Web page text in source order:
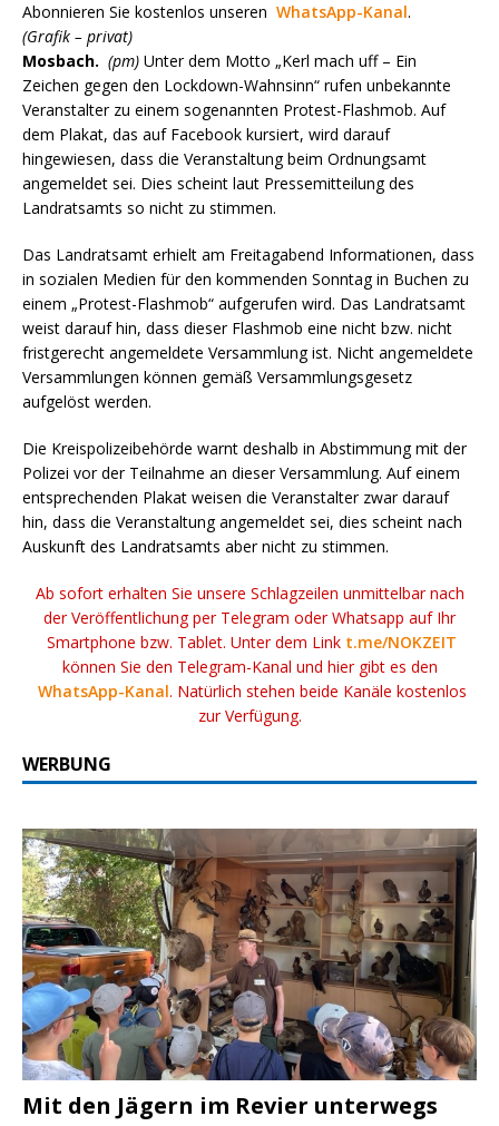
Abonnieren Sie kostenlos unseren WhatsApp-Kanal.
(Grafik – privat)
Mosbach. (pm) Unter dem Motto „Kerl mach uff – Ein
Zeichen gegen den Lockdown-Wahnsinn“ rufen unbekannte
Veranstalter zu einem sogenannten Protest-Flashmob. Auf
dem Plakat, das auf Facebook kursiert, wird darauf
hingewiesen, dass die Veranstaltung beim Ordnungsamt
angemeldet sei. Dies scheint laut Pressemitteilung des
Landratsamts so nicht zu stimmen.
Das Landratsamt erhielt am Freitagabend Informationen, dass
in sozialen Medien für den kommenden Sonntag in Buchen zu
einem „Protest-Flashmob“ aufgerufen wird. Das Landratsamt
weist darauf hin, dass dieser Flashmob eine nicht bzw. nicht
fristgerecht angemeldete Versammlung ist. Nicht angemeldete
Versammlungen können gemäß Versammlungsgesetz
aufgelöst werden.
Die Kreispolizeibehörde warnt deshalb in Abstimmung mit der
Polizei vor der Teilnahme an dieser Versammlung. Auf einem
entsprechenden Plakat weisen die Veranstalter zwar darauf
hin, dass die Veranstaltung angemeldet sei, dies scheint nach
Auskunft des Landratsamts aber nicht zu stimmen.
Ab sofort erhalten Sie unsere Schlagzeilen unmittelbar nach
der Veröffentlichung per Telegram oder Whatsapp auf Ihr
Smartphone bzw. Tablet. Unter dem Link t.me/NOKZEIT
können Sie den Telegram-Kanal und hier gibt es den
WhatsApp-Kanal. Natürlich stehen beide Kanäle kostenlos
zur Verfügung.
WERBUNG
Mit den Jägern im Revier unterwegs